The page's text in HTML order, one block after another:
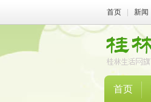
首页 新闻
首页